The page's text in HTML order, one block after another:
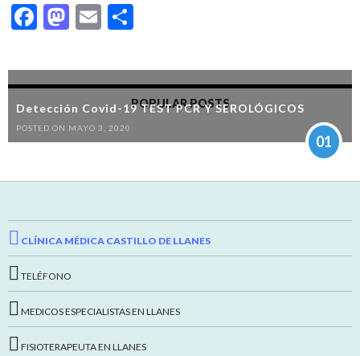
«RADIOLOGÍA
EN
F
e
b
o
o
M
to
d
o
n
E
ai
l
m
p
ar
ti
POPULAR POSTS
Detección Covid-19 TEST PCR Y SEROLÓGICOS
POSTED ON MAYO 3, 2020
01
CLÍNICA MÉDICA CASTILLO DE LLANES
TELÉFONO
MEDICOS ESPECIALISTAS EN LLANES
FISIOTERAPEUTA EN LLANES